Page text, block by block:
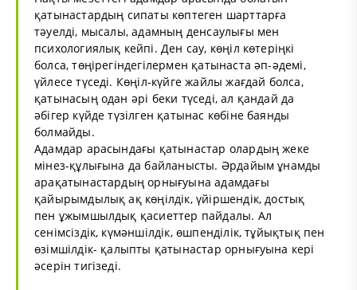
қатынастардың сипаты көптеген шарттарға
тәуелді, мысалы, адамның денсаулығы мен
психологиялық кейпі. Ден сау, көңіл көтеріңкі
болса, төңірегіндегілермен қатынаста әп-әдемі,
үйлесе түседі. Көңіл-күйге жайлы жағдай болса,
қатынасың одан әрі беки түседі, ал қандай да
әбігер күйде түзілген қатынас көбіне баянды
болмайды.
Адамдар арасындағы қатынастар олардың жеке
мінез-құлығына да байланысты. Әрдайым ұнамды
арақатынастардың орнығуына адамдағы
қайырымдылық ақ көңілдік, үйіршендік, достық
пен ұжымшылдық қасиеттер пайдалы. Ал
сенімсіздік, күмәншілдік, өшпенділік, тұйықтық пен
өзімшілдік- қалыпты қатынастар орнығуына кері
әсерін тигізеді.